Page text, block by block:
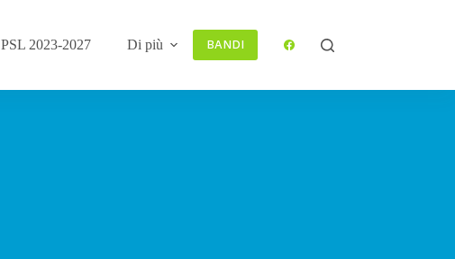
PSL 2023-2027 Di più BANDI